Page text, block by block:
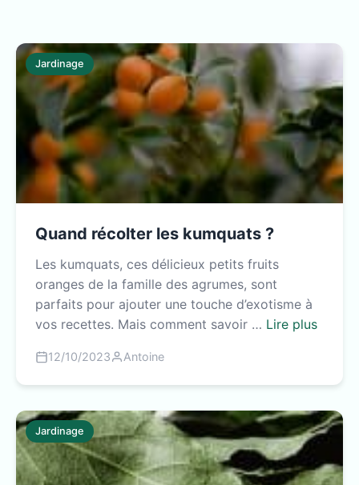
Jardinage
Quand récolter les kumquats ?
Les kumquats, ces délicieux petits fruits
oranges de la famille des agrumes, sont
parfaits pour ajouter une touche d’exotisme à
vos recettes. Mais comment savoir … Lire plus
12/10/2023 Antoine
Jardinage